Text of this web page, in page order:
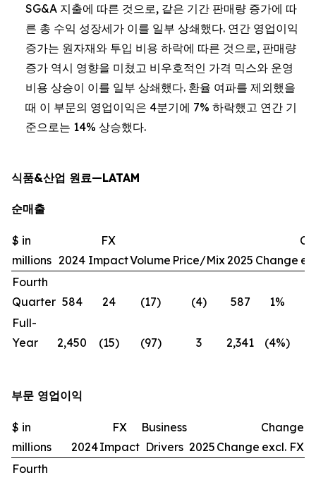
SG&A 지출에 따른 것으로, 같은 기간 판매량 증가에 따
른 총 수익 성장세가 이를 일부 상쇄했다. 연간 영업이익
증가는 원자재와 투입 비용 하락에 따른 것으로, 판매량
증가 역시 영향을 미쳤고 비우호적인 가격 믹스와 운영
비용 상승이 이를 일부 상쇄했다. 환율 여파를 제외했을
때 이 부문의 영업이익은 4분기에 7% 하락했고 연간 기
준으로는 14% 상승했다.
식품&산업 원료—LATAM
순매출
$ in
millions 2024
FX
ImpactVolume Price/Mix2025 Change
Fourth
Quarter 584 24 (17) (4) 587 1%
Full-
Year
2,450 (15) (97) 3 2,341 (4%)
부문 영업이익
$ in
millions
2024
FX
Impact
Business
Drivers 2025 Change
Change
excl. FX
Fourth